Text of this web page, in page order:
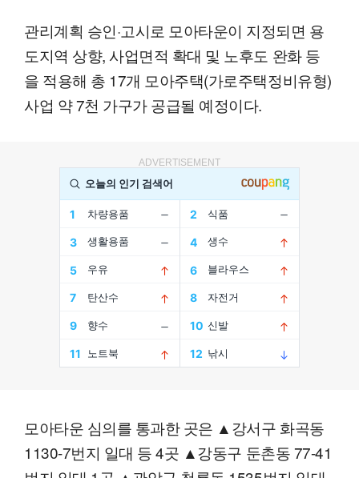
관리계획 승인·고시로 모아타운이 지정되면 용
도지역 상향, 사업면적 확대 및 노후도 완화 등
을 적용해 총 17개 모아주택(가로주택정비유형)
사업 약 7천 가구가 공급될 예정이다.
ADVERTISEMENT
모아타운 심의를 통과한 곳은 ▲강서구 화곡동
1130-7번지 일대 등 4곳 ▲강동구 둔촌동 77-41